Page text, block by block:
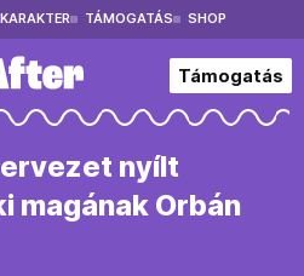
KARAKTER TÁMOGATÁS SHOP
Támogatás
nyílt
magának Orbán